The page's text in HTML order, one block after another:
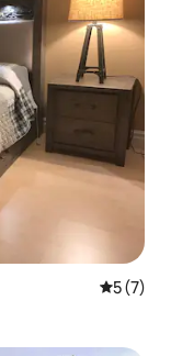
평점 5점
5 (7)